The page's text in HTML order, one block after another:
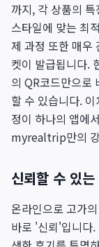
까지, 각 상품의
스타일에 맞는 최
제 과정 또한 매우
켓이 발급됩니다.
의 QR코드만으로
할 수 있습니다.
정이 하나의 앱에
myrealtrip만의
신뢰할 수 있
온라인으로 고가
바로 '신뢰'입니다